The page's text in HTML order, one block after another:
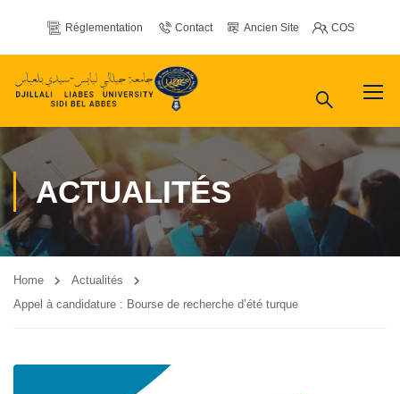
Réglementation Contact Ancien Site COS
ACTUALITÉS
Home
Actualités
Appel à candidature : Bourse de recherche d’été turque